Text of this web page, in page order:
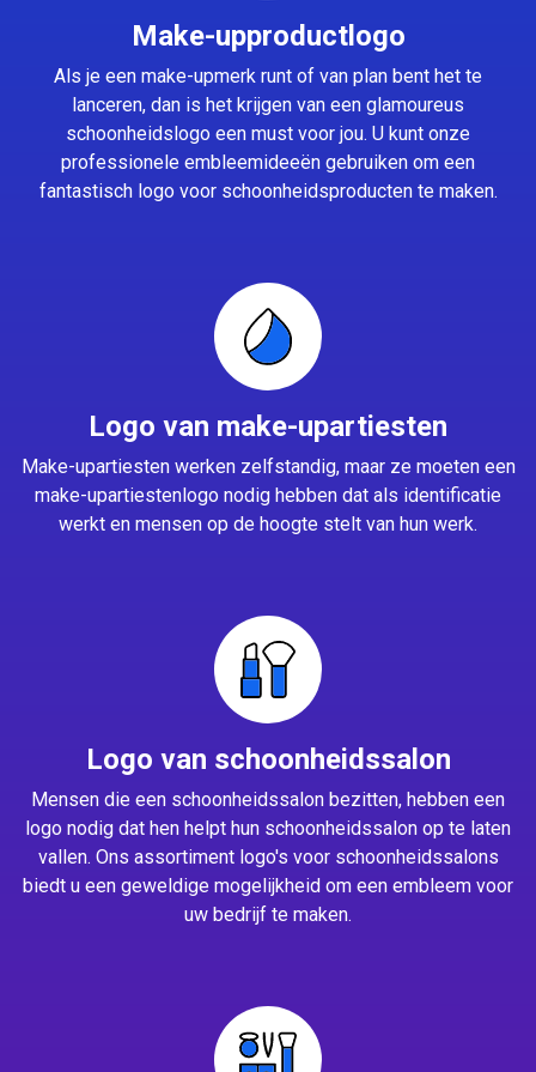
Make-upproductlogo
Als je een make-upmerk runt of van plan bent het te
lanceren, dan is het krijgen van een glamoureus
schoonheidslogo een must voor jou. U kunt onze
professionele embleemideeën gebruiken om een
fantastisch logo voor schoonheidsproducten te maken.
Logo van make-upartiesten
Make-upartiesten werken zelfstandig, maar ze moeten een
make-upartiestenlogo nodig hebben dat als identificatie
werkt en mensen op de hoogte stelt van hun werk.
Logo van schoonheidssalon
Mensen die een schoonheidssalon bezitten, hebben een
logo nodig dat hen helpt hun schoonheidssalon op te laten
vallen. Ons assortiment logo's voor schoonheidssalons
biedt u een geweldige mogelijkheid om een embleem voor
uw bedrijf te maken.